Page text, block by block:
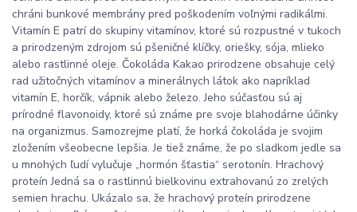
chráni bunkové membrány pred poškodením voľnými radikálmi.
Vitamín E patrí do skupiny vitamínov, ktoré sú rozpustné v tukoch
a prirodzeným zdrojom sú pšeničné klíčky, oriešky, sója, mlieko
alebo rastlinné oleje. Čokoláda Kakao prirodzene obsahuje celý
rad užitočných vitamínov a minerálnych látok ako napríklad
vitamín E, horčík, vápnik alebo železo. Jeho súčasťou sú aj
prírodné flavonoidy, ktoré sú známe pre svoje blahodárne účinky
na organizmus. Samozrejme platí, že horká čokoláda je svojim
zložením všeobecne lepšia. Je tiež známe, že po sladkom jedle sa
u mnohých ľudí vylučuje „hormón šťastia“ serotonín. Hrachový
proteín Jedná sa o rastlinnú bielkovinu extrahovanú zo zrelých
semien hrachu. Ukázalo sa, že hrachový proteín prirodzene